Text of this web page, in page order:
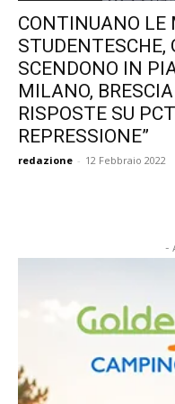
CONTINUANO LE
STUDENTESCHE,
SCENDONO IN
MILANO,
RISPOSTE SU
REPRESSIONE”
redazione - 12 Febbraio 2022
-